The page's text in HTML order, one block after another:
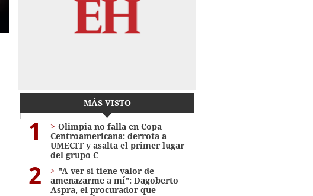
MÁS VISTO
1
Olimpia no falla en Copa
Centroamericana: derrota a
UMECIT y asalta el primer lugar
del grupo C
2
"A ver si tiene valor de
amenazarme a mí": Dagoberto
Aspra, el procurador que